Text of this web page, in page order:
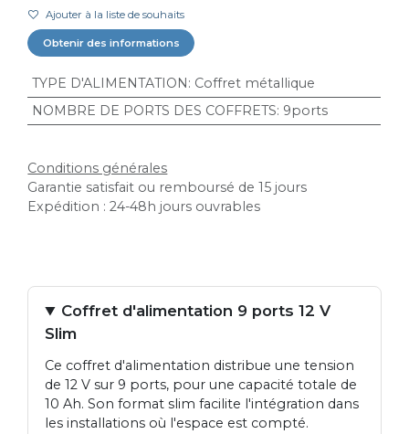
Ajouter à la liste de souhaits
Obtenir des informations
TYPE D'ALIMENTATION : Coffret métallique
NOMBRE DE PORTS DES COFFRETS: 9ports
Conditions générales
Garantie satisfait ou remboursé de 15 jours
Expédition : 24-48h jours ouvrables
Coffret d'alimentation 9 ports 12 V
Slim
Ce coffret d'alimentation distribue une tension
de 12 V sur 9 ports, pour une capacité totale de
10 Ah. Son format slim facilite l'intégration dans
les installations où l'espace est compté.